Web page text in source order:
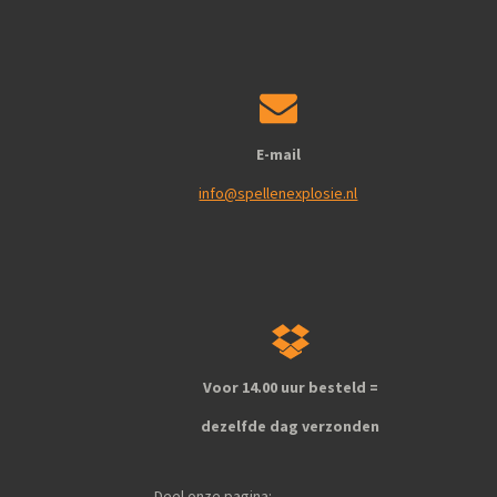
E-mail
info@spellenexplosie.nl
Voor 14.00 uur besteld =
dezelfde dag verzonden